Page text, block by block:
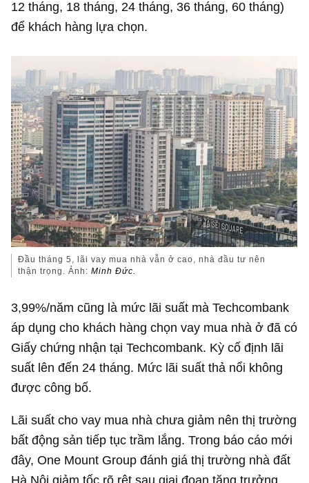
12 tháng, 18 tháng, 24 tháng, 36 tháng, 60 tháng)
để khách hàng lựa chọn.
Đầu tháng 5, lãi vay mua nhà vẫn ở cao, nhà đầu tư nên
thận trọng. Ảnh:Minh Đức.
3,99%/năm cũng là mức lãi suất mà Techcombank
áp dụng cho khách hàng chọn vay mua nhà ở đã có
Giấy chứng nhận tại Techcombank. Kỳ cố định lãi
suất lên đến 24 tháng. Mức lãi suất thả nổi không
được công bố.
Lãi suất cho vay mua nhà chưa giảm nên thị trường
bất động sản tiếp tục trầm lắng. Trong báo cáo mới
đây, One Mount Group đánh giá thị trường nhà đất
Hà Nội giảm tốc rõ rệt sau giai đoạn tăng trưởng